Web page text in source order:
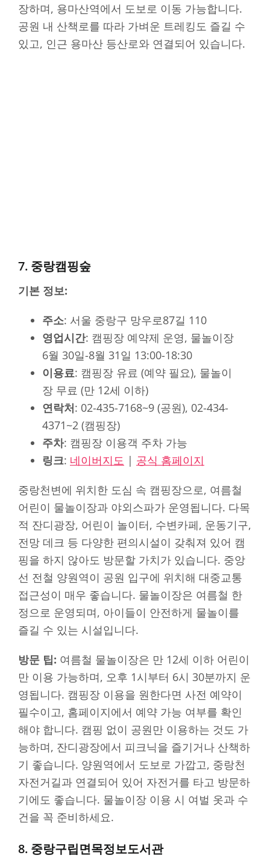
장하며, 용마산역에서 도보로 이동 가능합니다.
공원 내 산책로를 따라 가벼운 트레킹도 즐길 수
있고, 인근 용마산 등산로와 연결되어 있습니다.
7. 중랑캠핑숲
기본 정보:
주소: 서울 중랑구 망우로87길 110
영업시간: 캠핑장 예약제 운영, 물놀이장
6월 30일-8월 31일 13:00-18:30
이용료: 캠핑장 유료 (예약 필요), 물놀이
장 무료 (만 12세 이하)
연락처: 02-435-7168~9 (공원), 02-434-
4371~2 (캠핑장)
주차: 캠핑장 이용객 주차 가능
링크: 네이버지도 | 공식 홈페이지
중랑천변에 위치한 도심 속 캠핑장으로, 여름철
어린이 물놀이장과 야외스파가 운영됩니다. 다목
적 잔디광장, 어린이 놀이터, 수변카페, 운동기구,
전망 데크 등 다양한 편의시설이 갖춰져 있어 캠
핑을 하지 않아도 방문할 가치가 있습니다. 중앙
선 전철 양원역이 공원 입구에 위치해 대중교통
접근성이 매우 좋습니다. 물놀이장은 여름철 한
정으로 운영되며, 아이들이 안전하게 물놀이를
즐길 수 있는 시설입니다.
방문 팁: 여름철 물놀이장은 만 12세 이하 어린이
만 이용 가능하며, 오후 1시부터 6시 30분까지 운
영됩니다. 캠핑장 이용을 원한다면 사전 예약이
필수이고, 홈페이지에서 예약 가능 여부를 확인
해야 합니다. 캠핑 없이 공원만 이용하는 것도 가
능하며, 잔디광장에서 피크닉을 즐기거나 산책하
기 좋습니다. 양원역에서 도보로 가깝고, 중랑천
자전거길과 연결되어 있어 자전거를 타고 방문하
기에도 좋습니다. 물놀이장 이용 시 여벌 옷과 수
건을 꼭 준비하세요.
8. 중랑구립면목정보도서관